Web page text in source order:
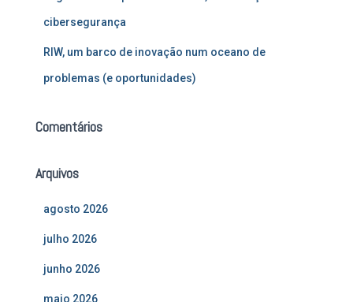
cibersegurança
RIW, um barco de inovação num oceano de
problemas (e oportunidades)
Comentários
Arquivos
agosto 2026
julho 2026
junho 2026
maio 2026